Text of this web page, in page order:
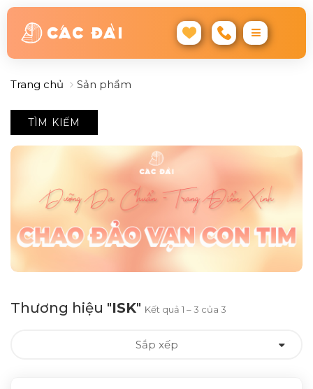
Trang chủ Sản phẩm
TÌM KIẾM
Thương hiệu "ISK" Kết quả 1 – 3 của 3
Sắp xếp